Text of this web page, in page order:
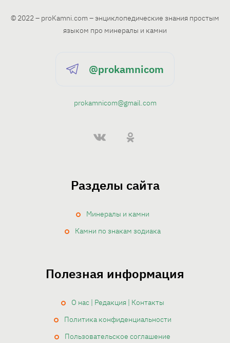
© 2022 – proKamni.com – энциклопедические знания простым
языком про минералы и камни
@prokamnicom
prokamnicom@gmail.com
Разделы сайта
Минералы и камни
Камни по знакам зодиака
Полезная информация
О нас | Редакция | Контакты
Политика конфиденциальности
Пользовательское соглашение